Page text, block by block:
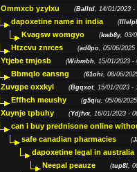
Ommxcb yzylxu (Balltd, 14/01/2023 -
dapoxetine name in india (
Kvagsw womgyo (kwb8y, 03/
Htzcvu znrces (ad0po, 05/06/2025
Ytjebe tmjosb (Wihmbh, 15/01/2023 -
Bbmqlo eansng (61ohi, 08/06/
Zuvgpe oxxkyl (Bgqxot, 15/01/2023 -
Effhch meushy (g5qiu, 05/06/
Xuynje tpbuhy (Ydjfvx, 16/01/2023 -
can i buy prednisone online
safe canadian pharmacies (
dapoxetine legal in australia
Neepal peauze (tup8l,